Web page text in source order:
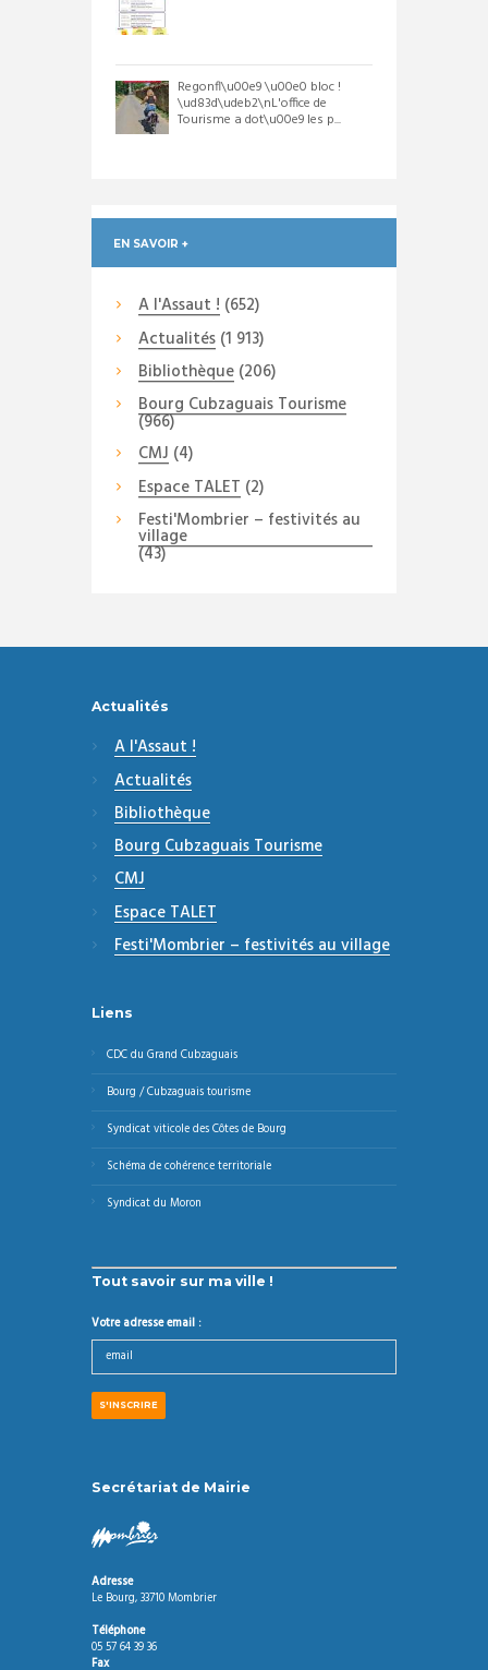
Regonfl\u00e9 \u00e0 bloc !
\ud83d\udeb2\nL'office de
Tourisme a dot\u00e9 les p...
EN SAVOIR +
A l'Assaut ! (652)
Actualités(1 913)
Bibliothèque(206)
Bourg Cubzaguais Tourisme
(966)
CMJ (4)
Espace TALET (2)
Festi'Mombrier – festivités au
village
(43)
Actualités
A l'Assaut !
Actualités
Bibliothèque
Bourg Cubzaguais Tourisme
CMJ
Espace TALET
Festi'Mombrier – festivités au village
Liens
CDC du Grand Cubzaguais
Bourg / Cubzaguais tourisme
Syndicat viticole des Côtes de Bourg
Schéma de cohérence territoriale
Syndicat du Moron
Tout savoir sur ma ville !
Votre adresse email :
Secrétariat de Mairie
Adresse
Le Bourg, 33710 Mombrier
Téléphone
05 57 64 39 36
Fax